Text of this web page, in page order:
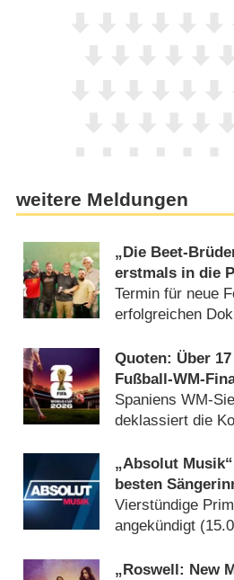
weitere Meldungen
„Die Beet-
erstmals in die
Termin für neue
erfolgreichen
Quoten: Über
Fußball-WM-
Spaniens WM-
deklassiert die
„Absolut
besten
aller Zeiten
Vierstündige
angekündigt
„Roswell: New